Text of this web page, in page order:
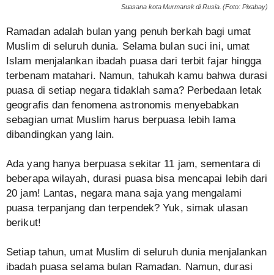
Suasana kota Murmansk di Rusia. (Foto: Pixabay)
Ramadan adalah bulan yang penuh berkah bagi umat
Muslim di seluruh dunia. Selama bulan suci ini, umat
Islam menjalankan ibadah puasa dari terbit fajar hingga
terbenam matahari. Namun, tahukah kamu bahwa durasi
puasa di setiap negara tidaklah sama? Perbedaan letak
geografis dan fenomena astronomis menyebabkan
sebagian umat Muslim harus berpuasa lebih lama
dibandingkan yang lain.
Ada yang hanya berpuasa sekitar 11 jam, sementara di
beberapa wilayah, durasi puasa bisa mencapai lebih dari
20 jam! Lantas, negara mana saja yang mengalami
puasa terpanjang dan terpendek? Yuk, simak ulasan
berikut!
Setiap tahun, umat Muslim di seluruh dunia menjalankan
ibadah puasa selama bulan Ramadan. Namun, durasi